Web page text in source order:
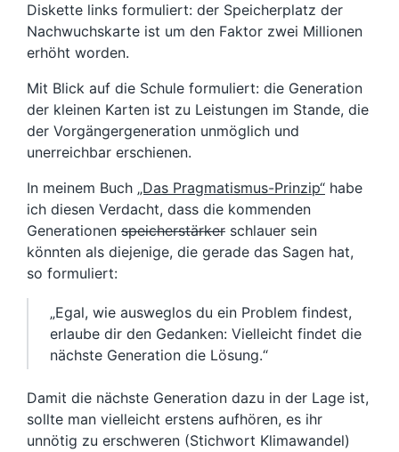
Diskette links formuliert: der Speicherplatz der
Nachwuchskarte ist um den Faktor zwei Millionen
erhöht worden.
Mit Blick auf die Schule formuliert: die Generation
der kleinen Karten ist zu Leistungen im Stande, die
der Vorgängergeneration unmöglich und
unerreichbar erschienen.
In meinem Buch „Das Pragmatismus-Prinzip“ habe
ich diesen Verdacht, dass die kommenden
Generationen speicherstärker schlauer sein
könnten als diejenige, die gerade das Sagen hat,
so formuliert:
„Egal, wie ausweglos du ein Problem findest,
erlaube dir den Gedanken: Vielleicht findet die
nächste Generation die Lösung.“
Damit die nächste Generation dazu in der Lage ist,
sollte man vielleicht erstens aufhören, es ihr
unnötig zu erschweren (Stichwort Klimawandel)